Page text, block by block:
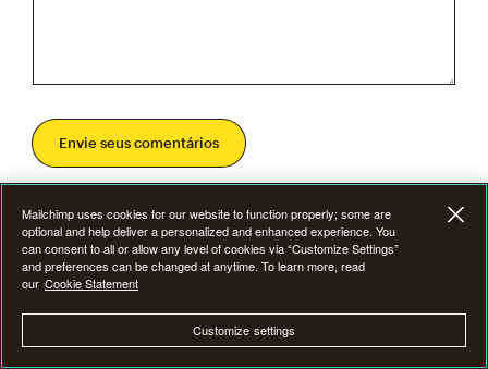
Envie seus comentários
Mailchimp uses cookies for our website to function properly; some are
optional and help deliver a personalized and enhanced experience. You
can consent to all or allow any level of cookies via “Customize Settings”
and preferences can be changed at anytime. To learn more, read
our Cookie Statement
Customize settings